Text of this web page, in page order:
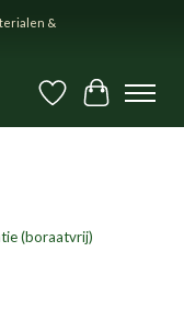
&
Verlanglijst
(boraatvrij)